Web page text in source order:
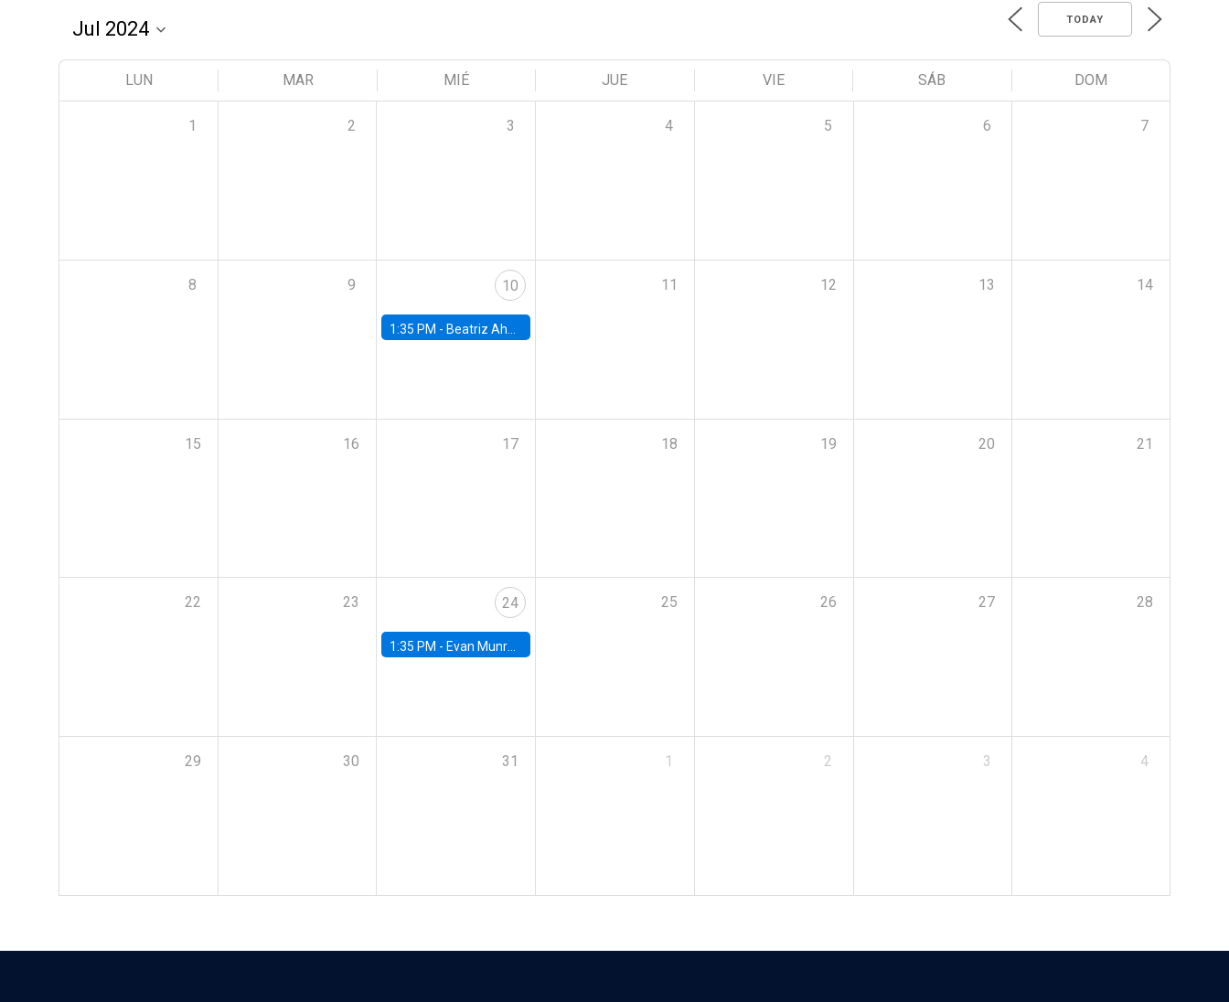
TODAY
LUN MAR MIÉ JUE VIE SÁB DOM
1 2 3 4 5 6 7
8 9 10
1:35 PM - Beatriz Ahumada, PhD candidate, Universidad de Pittsburgh
11 12 13 14
15 16 17 18 19 20 21
22 23 24
1:35 PM - Evan Munro, Neyman Visiting Assistant Professor in the Department of Statistics at UC Berkeley
25 26 27 28
29 30 31 1 2 3 4